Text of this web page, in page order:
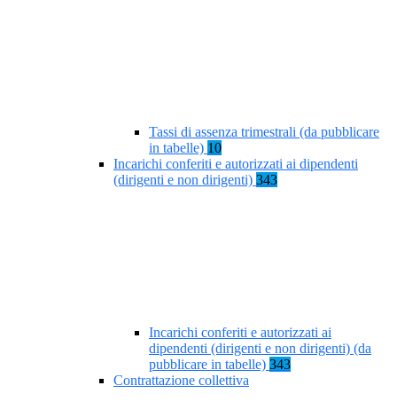
Tassi di assenza trimestrali (da pubblicare
in tabelle) 10
Incarichi conferiti e autorizzati ai dipendenti
(dirigenti e non dirigenti) 343
Incarichi conferiti e autorizzati ai
dipendenti (dirigenti e non dirigenti) (da
pubblicare in tabelle) 343
Contrattazione collettiva